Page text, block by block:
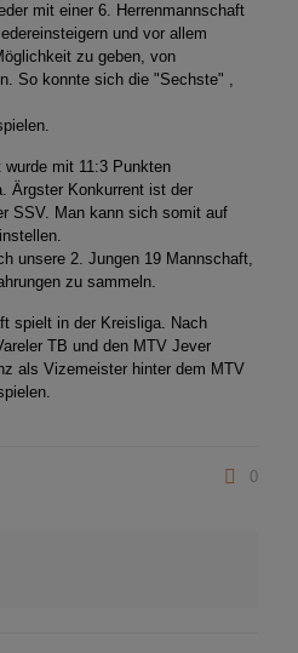
mit einer 6. Herrenmannschaft
und vor allem
zu geben, von
So konnte sich die "Sechste" ,
mit 11:3 Punkten
Ärgster Konkurrent ist der
SSV. Man kann sich somit auf
unsere 2. Jungen 19 Mannschaft,
zu sammeln.
spielt in der Kreisliga. Nach
TB und den MTV Jever
als Vizemeister hinter dem MTV
0